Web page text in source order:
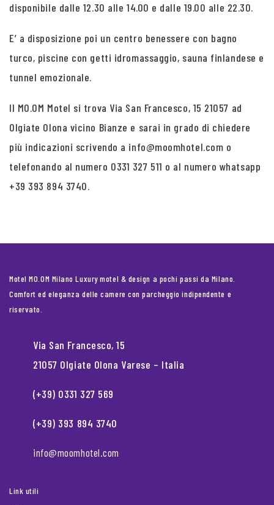
disponibile dalle 12.30 alle 14.00 e dalle 19.00 alle 22.30.
E’ a disposizione poi un centro benessere con bagno
turco, piscine con getti idromassaggio, sauna finlandese e
tunnel emozionale.
Il MO.OM Motel si trova Via San Francesco, 15 21057 ad
Olgiate Olona vicino Bianze e sarai in grado di chiedere
più indicazioni scrivendo a info@moomhotel.com o
telefonando al numero 0331 327 511 o al numero whatsapp
+39 393 894 3740.
Motel MO.OM Milano Luxury motel & design a pochi passi da Milano.
Comfort ed eleganza delle camere con parcheggio indipendente e
riservato.
Via San Francesco, 15
21057 Olgiate Olona Varese – Italia
(+39) 0331 327 569
(+39) 393 894 3740
info@moomhotel.com
Link utili